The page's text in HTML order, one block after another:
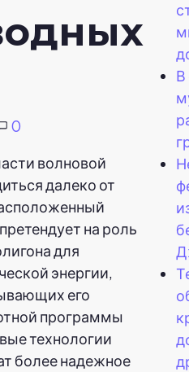
0
волновой
далеко от
на роль
для
энергии,
его
программы
технологии
более надежное
В